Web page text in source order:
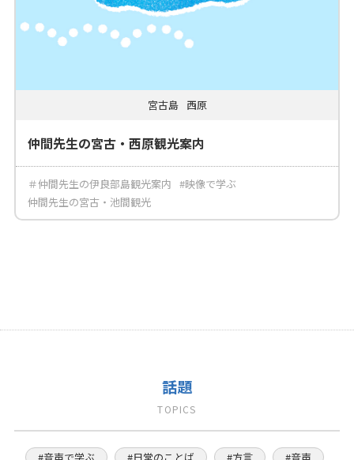
宮古島 西原
仲間先生の宮古・西原観光案内
＃仲間先生の伊良部島観光案内 #映像で学ぶ
仲間先生の宮古・池間観光
話題
TOPICS